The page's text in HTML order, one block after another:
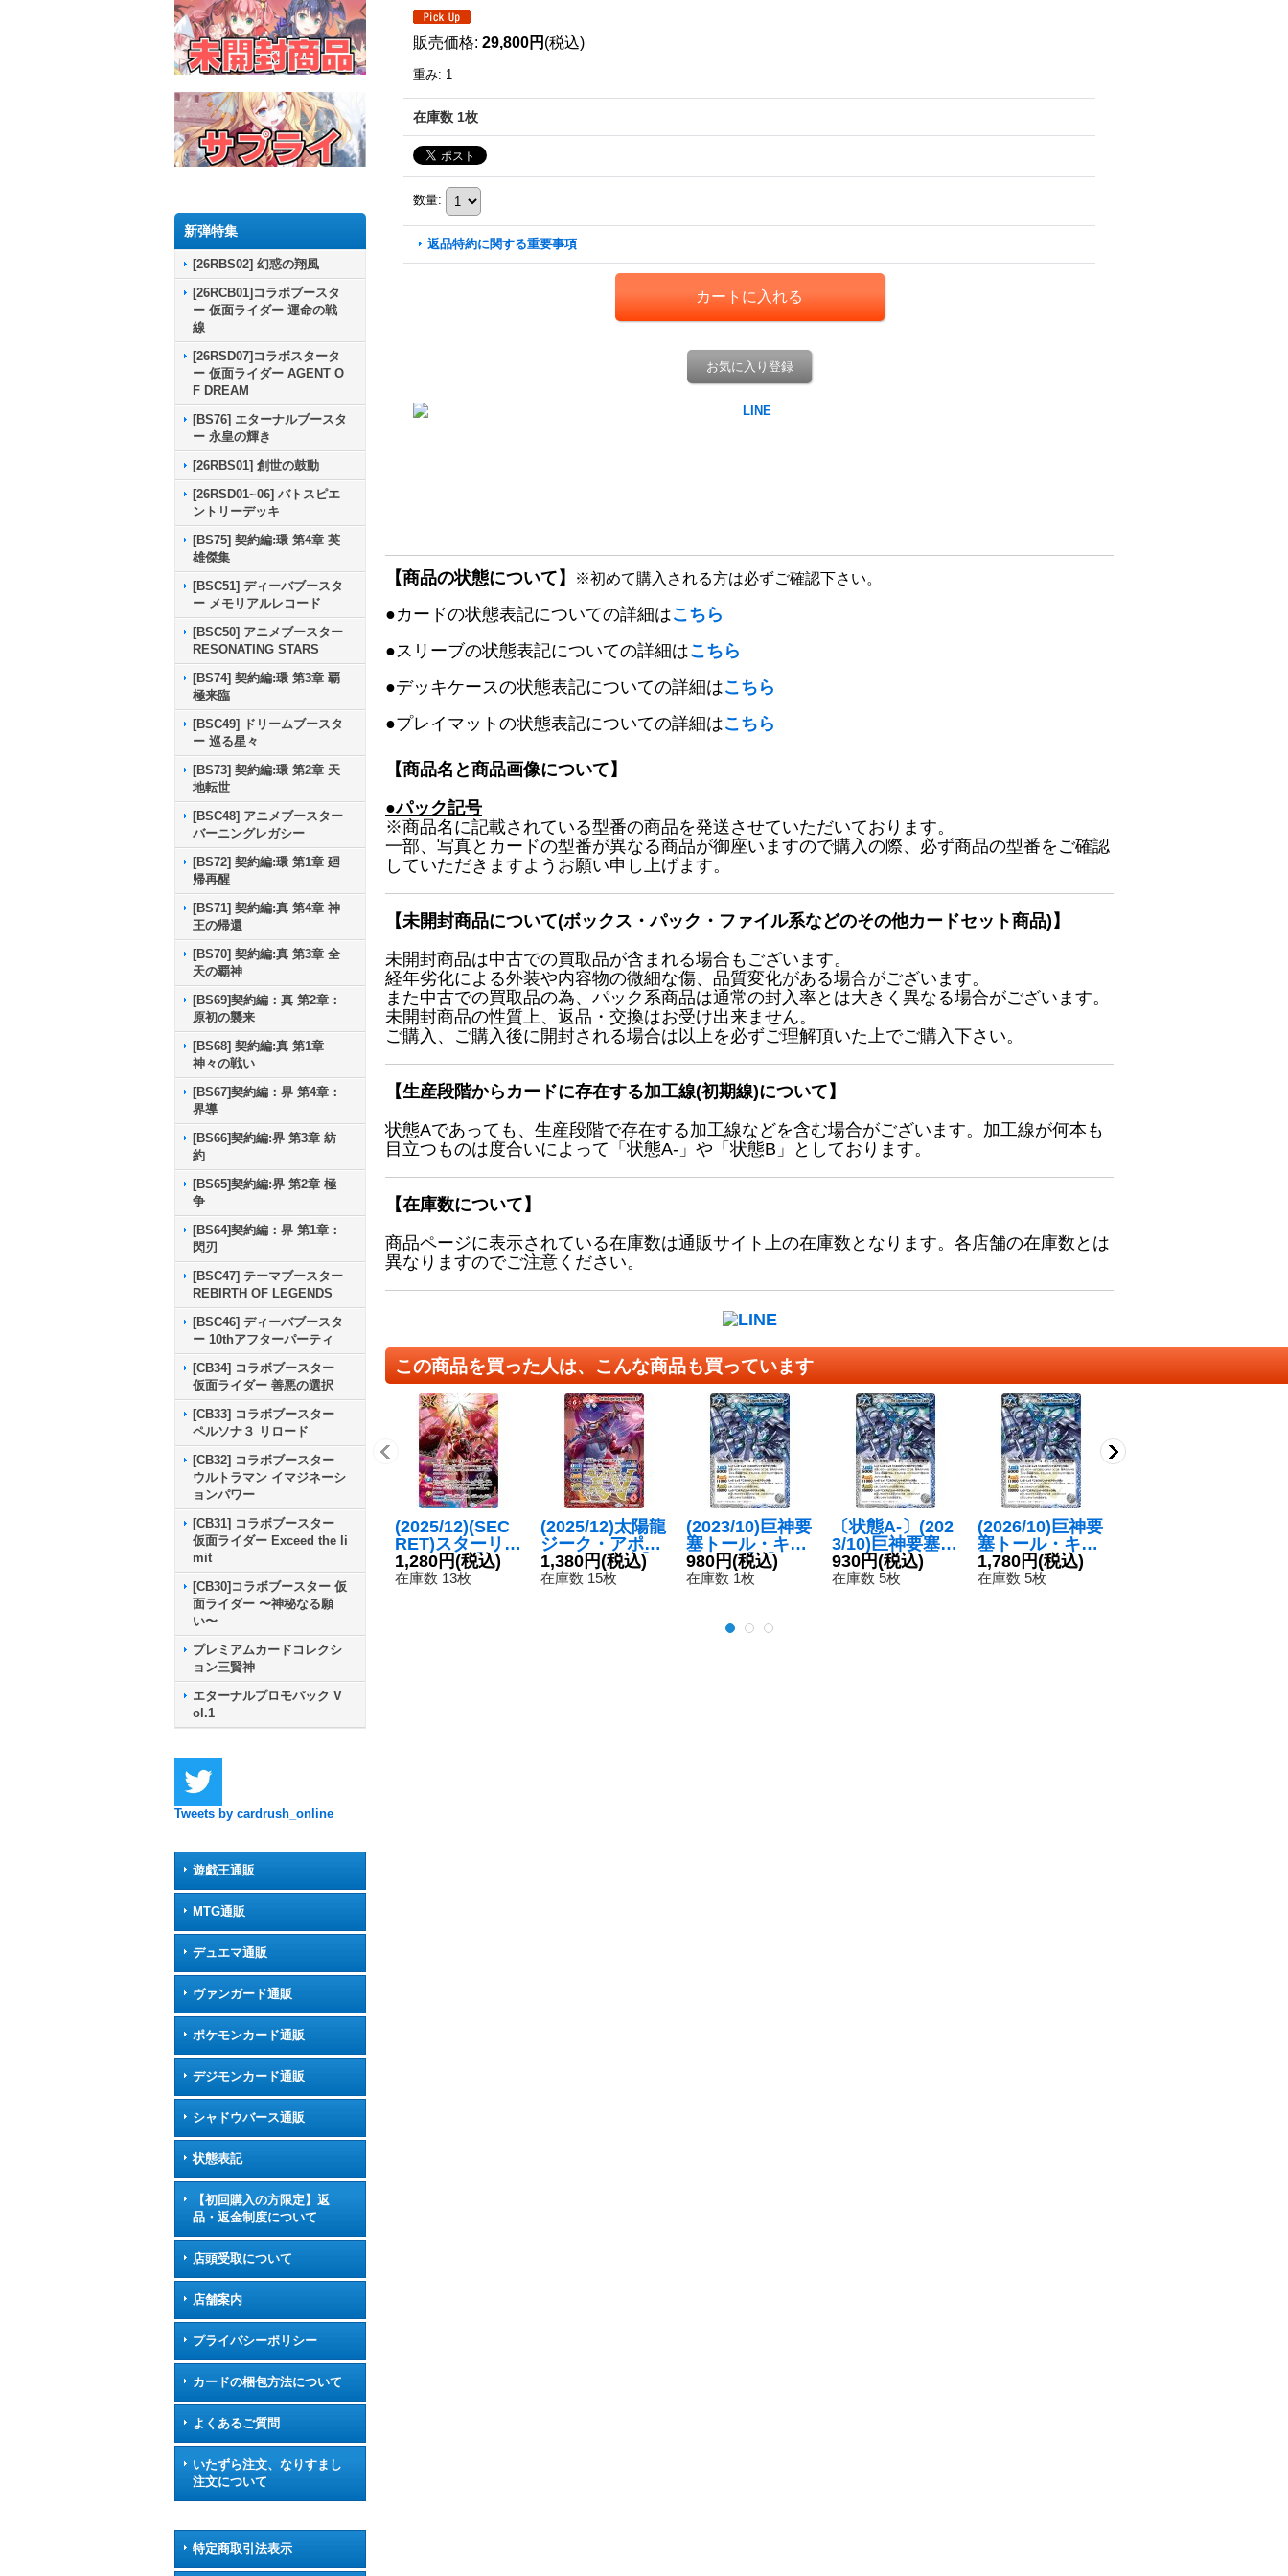
新弾特集
[26RBS02] 幻惑の翔風
[26RCB01]コラボブースタ
ー 仮面ライダー 運命の戦
線
[26RSD07]コラボスタータ
ー 仮面ライダー AGENT O
F DREAM
[BS76] エターナルブースタ
ー 永皇の輝き
[26RBS01] 創世の鼓動
[26RSD01~06] バトスピエ
ントリーデッキ
[BS75] 契約編:環 第4章 英
雄傑集
[BSC51] ディーバブースタ
ー メモリアルレコード
[BSC50] アニメブースター
RESONATING STARS
[BS74] 契約編:環 第3章 覇
極来臨
[BSC49] ドリームブースタ
ー 巡る星々
[BS73] 契約編:環 第2章 天
地転世
[BSC48] アニメブースター
バーニングレガシー
[BS72] 契約編:環 第1章 廻
帰再醒
[BS71] 契約編:真 第4章 神
王の帰還
[BS70] 契約編:真 第3章 全
天の覇神
[BS69]契約編：真 第2章：
原初の襲来
[BS68] 契約編:真 第1章
神々の戦い
[BS67]契約編：界 第4章：
界導
[BS66]契約編:界 第3章 紡
約
[BS65]契約編:界 第2章 極
争
[BS64]契約編：界 第1章：
閃刃
[BSC47] テーマブースター
REBIRTH OF LEGENDS
[BSC46] ディーバブースタ
ー 10thアフターパーティ
[CB34] コラボブースター
仮面ライダー 善悪の選択
[CB33] コラボブースター
ペルソナ３ リロード
[CB32] コラボブースター
ウルトラマン イマジネーシ
ョンパワー
[CB31] コラボブースター
仮面ライダー Exceed the li
mit
[CB30]コラボブースター 仮
面ライダー 〜神秘なる願
い〜
プレミアムカードコレクシ
ョン三賢神
エターナルプロモパック V
ol.1
Tweets by cardrush_online
遊戯王通販
MTG通販
デュエマ通販
ヴァンガード通販
ポケモンカード通販
デジモンカード通販
シャドウバース通販
状態表記
【初回購入の方限定】返
品・返金制度について
店頭受取について
店舗案内
プライバシーポリシー
カードの梱包方法について
よくあるご質問
いたずら注文、なりすまし
注文について
特定商取引法表示
販売価格: 29,800円 (税込)
重み: 1
在庫数 1枚
数量:
返品特約に関する重要事項
お気に入り登録
【商品の状態について】 ※初めて購入される方は必ずご確認下さい。
●カードの状態表記についての詳細はこちら
●スリーブの状態表記についての詳細はこちら
●デッキケースの状態表記についての詳細はこちら
●プレイマットの状態表記についての詳細はこちら
【商品名と商品画像について】
●パック記号
※商品名に記載されている型番の商品を発送させていただいております。
一部、写真とカードの型番が異なる商品が御座いますので購入の際、必ず商品の型番をご確認
していただきますようお願い申し上げます。
【未開封商品について(ボックス・パック・ファイル系などのその他カードセット商品)】
未開封商品は中古での買取品が含まれる場合もございます。
経年劣化による外装や内容物の微細な傷、品質変化がある場合がございます。
また中古での買取品の為、パック系商品は通常の封入率とは大きく異なる場合がございます。
未開封商品の性質上、返品・交換はお受け出来ません。
ご購入、ご購入後に開封される場合は以上を必ずご理解頂いた上でご購入下さい。
【生産段階からカードに存在する加工線(初期線)について】
状態Aであっても、生産段階で存在する加工線などを含む場合がございます。加工線が何本も
目立つものは度合いによって「状態A-」や「状態B」としております。
【在庫数について】
商品ページに表示されている在庫数は通販サイト上の在庫数となります。各店舗の在庫数とは
異なりますのでご注意ください。
この商品を買った人は、こんな商品も買っています
(2025/12)(SEC
RET)スターリー
ドローLT【R-S
EC】{BSC50-0
1,280円(税込)
在庫数 13枚
(2025/12)太陽龍
ジーク・アポロ
ドラゴンXV【X
V】{BSC50-XV
1,380円(税込)
在庫数 15枚
(2023/10)巨神要
塞トール・キャ
ッスル【X】{B
SC42-X04}
980円(税込)
在庫数 1枚
〔状態A-〕(202
3/10)巨神要塞ト
ール・キャッス
ル【X】{BSC42
930円(税込)
在庫数 5枚
(2026/10)巨神要
塞トール・キャ
ッスル(LM2026
収録)【X】{BS
1,780円(税込)
在庫数 5枚